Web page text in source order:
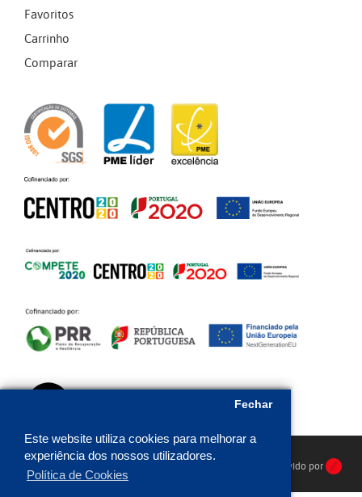
Este website utiliza cookies para melhorar a
experiência dos nossos utilizadores.
Política de Cookies
Fechar
Favoritos
Carrinho
Comparar
HR Protecção © 2026. Todos os direitos reservados. Desenvolvido por